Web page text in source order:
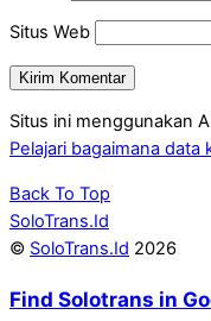
Situs Web
Situs ini menggunakan
Pelajari bagaimana
Back To Top
SoloTrans.Id
© SoloTrans.Id 2026
Find Solotrans in